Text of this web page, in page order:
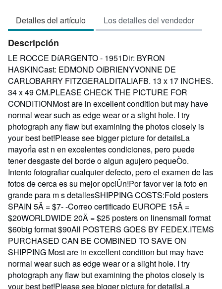
3
de
estrellas
Detalles del artículo Los detalles del vendedor
Descripción
LE ROCCE DíARGENTO - 1951Dir: BYRON
HASKINCast: EDMOND OíBRIENYVONNE DE
CARLOBARRY FITZGERALDITALIAFB. 13 x 17 INCHES.
34 x 49 CM.PLEASE CHECK THE PICTURE FOR
CONDITIONMost are in excellent condition but may have
normal wear such as edge wear or a slight hole. I try
photograph any flaw but examining the photos closely is
your best bet!Please see bigger picture for detailsLa
mayorÌa est n en excelentes condiciones, pero puede
tener desgaste del borde o algun agujero pequeÒo.
Intento fotografiar cualquier defecto, pero el examen de las
fotos de cerca es su mejor opciÛn!Por favor ver la foto en
grande para m s detallesSHIPPING COSTS:Fold posters
SPAIN 5Ä = $7- -Correo certificado EUROPE 15Ä =
$20WORLDWIDE 20Ä = $25 posters on linensmall format
$60big format $90All POSTERS GOES BY FEDEX.ITEMS
PURCHASED CAN BE COMBINED TO SAVE ON
SHIPPING Most are in excellent condition but may have
normal wear such as edge wear or a slight hole. I try
photograph any flaw but examining the photos closely is
your best bet!Please see bigger picture for detailsLa